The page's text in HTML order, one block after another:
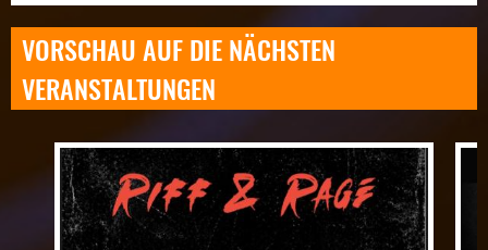
VORSCHAU AUF DIE NÄCHSTEN
VERANSTALTUNGEN